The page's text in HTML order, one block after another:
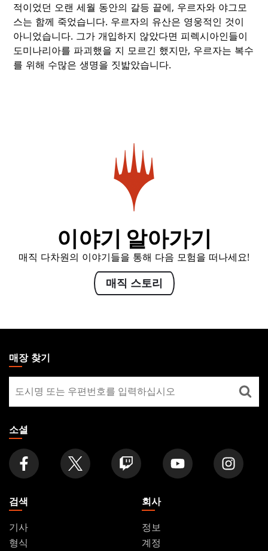
적이었던 오랜 세월 동안의 갈등 끝에, 우르자와 야그모
스는 함께 죽었습니다. 우르자의 유산은 영웅적인 것이
아니었습니다. 그가 개입하지 않았다면 피렉시아인들이
도미나리아를 파괴했을 지 모르긴 했지만, 우르자는 복수
를 위해 수많은 생명을 짓밟았습니다.
이야기 알아가기
매직 다차원의 이야기들을 통해 다음 모험을 떠나세요!
매직 스토리
THE
GATHERING
FOOTER
매장 찾기
장
찾
기
소셜
검색
기사
형식
회사
정보
계정